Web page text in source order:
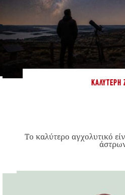
ΚΑΛΎΤΕΡΗ
Το καλύτερο αγχολυτικό